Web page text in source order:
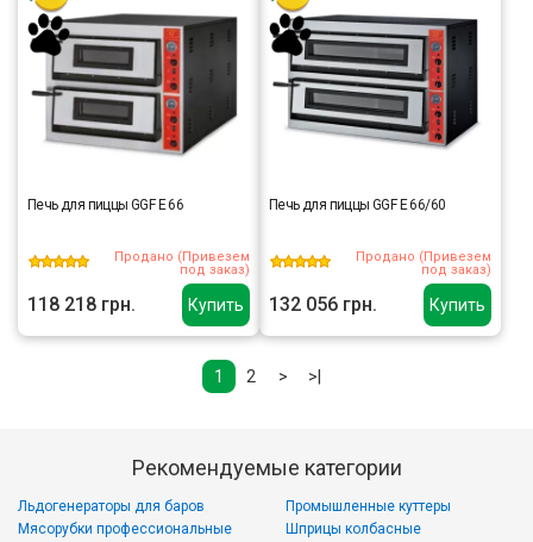
Купить
Печь для пиццы GGF E 66
Продано (Привезем
под заказ)
118 218 грн. Купить
Печь для пиццы GGF E 66/60
Продано (Привезем
под заказ)
132 056 грн.
1 2 > >|
Рекомендуемые категории
Льдогенераторы для баров
Мясорубки профессиональные
Промышленные куттеры
Шприцы колбасные